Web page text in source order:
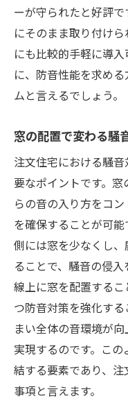
ーが守られたと好評
にそのまま取り付け
にも比較的手軽に導
に、防音性能を求め
ムと言えるでしょう。
窓の配置で変わる騒
注文住宅における騒
要なポイントです。
らの音の入り方をコ
を確保することが可
側には窓を少なくし
ることで、騒音の侵
線上に窓を配置する
つ防音対策を強化す
まい全体の音環境が
実現するのです。こ
結する要素であり、
事項と言えます。